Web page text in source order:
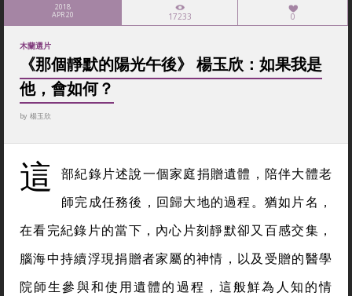
2018
APR 20 17233 0
木蘭選片
《那個靜默的陽光午後》 楊玉欣：如果我是
他，會如何？
by 楊玉欣
這
部紀錄片述說一個家庭捐贈遺體，陪伴大體老
師完成任務後，回歸大地的過程。猶如片名，
在看完紀錄片的當下，內心片刻靜默卻又百感交集，
腦海中持續浮現捐贈者家屬的神情，以及受贈的醫學
院師生參與和使用遺體的過程，這般鮮為人知的情